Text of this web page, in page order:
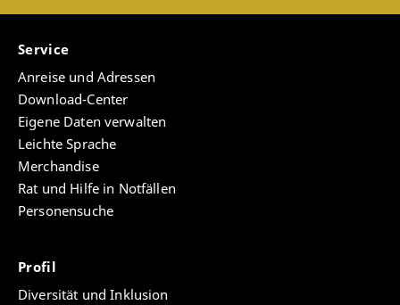
Service
Anreise und Adressen
Download-Center
Eigene Daten verwalten
Leichte Sprache
Merchandise
Rat und Hilfe in Notfällen
Personensuche
Profil
Diversität und Inklusion